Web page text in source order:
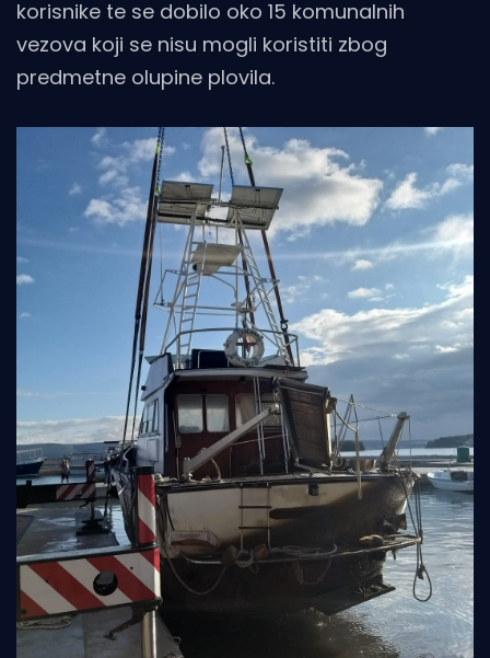
korisnike te se dobilo oko 15 komunalnih
vezova koji se nisu mogli koristiti zbog
predmetne olupine plovila.